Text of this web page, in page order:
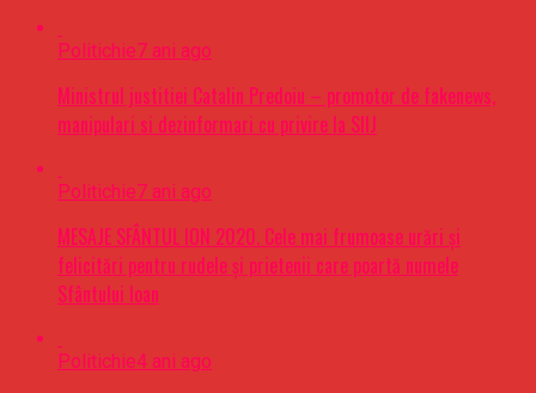
Politichie7 ani ago
Ministrul justitiei Catalin Predoiu – promotor de fakenews,
manipulari si dezinformari cu privire la SIIJ
Politichie7 ani ago
MESAJE SFÂNTUL ION 2020. Cele mai frumoase urări şi
felicitări pentru rudele şi prietenii care poartă numele
Sfântului Ioan
Politichie4 ani ago